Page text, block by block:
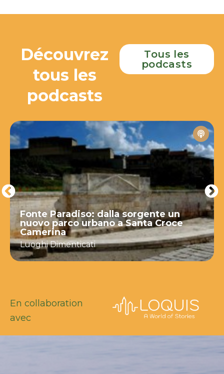
Découvrez
tous les
podcasts
Tous les
podcasts
Fonte Paradiso: dalla sorgente un
nuovo parco urbano a Santa Croce
Camerina
Luoghi Dimenticati
En collaboration
avec